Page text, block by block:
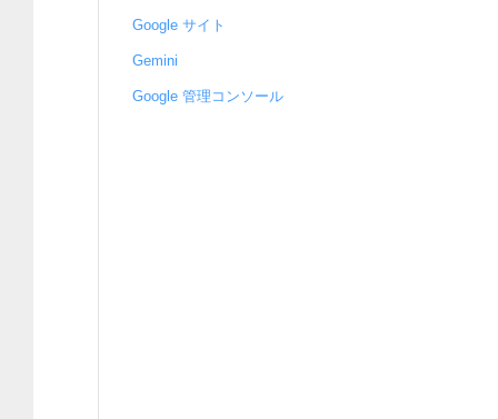
Google サイト
Gemini
Google 管理コンソール